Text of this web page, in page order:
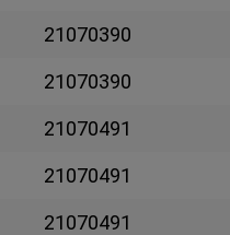
21070390
21070390
21070491
21070491
21070491